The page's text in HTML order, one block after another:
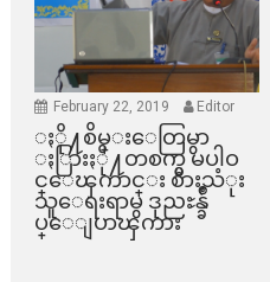
February 22, 2019 Editor
ႏို႔စိမ္းေတြမွာ
ႏြားႏို႔တစက္မွ မပါဝ
င္ေၾကာင္း စားသံုး
သူေရးရာမွ ဒုညႊန္ခ်ဳ
ပ္ေျပာၾကား